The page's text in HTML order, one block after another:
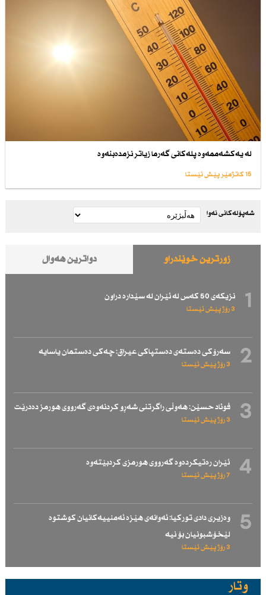
لە یەكشەممەوە پلەكانی گەرما زیاتر نزمدەبنەوە
15 کاتژمێر پێش ئێستا
شەپۆلەکانی نەوا
زۆرترین خوێندراو دواترین هەواڵ
1 نزیكەی 50 كەس لە ئێران لە سێدارە دراون
3 رۆژ پێش ئێستا
2 سەرۆكی دەستەی دەستپاكی عیراق: چەكی دەستمان یاسایە
3 رۆژ پێش ئێستا
3 فوئاد حسێن: هەوڵی راگرتنی شەڕو كردنەوەی گەرووی هورمز دەدرێت
3 رۆژ پێش ئێستا
4 ئێران رەتیكردەوە گەرووی هورمزی كردبێتەوە
7 رۆژ پێش ئێستا
5
وەزیری دادی توركیا: ئەوانەی هێزە ئەمنییەكانیان كوشتوە
لێخۆشبونیان بۆ نیە
3 رۆژ پێش ئێستا
وتار